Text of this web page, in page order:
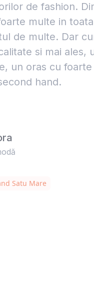
de fashion.
multe in
de multe. Dar
si mai ales,
un oras cu
hand.
Satu Mare